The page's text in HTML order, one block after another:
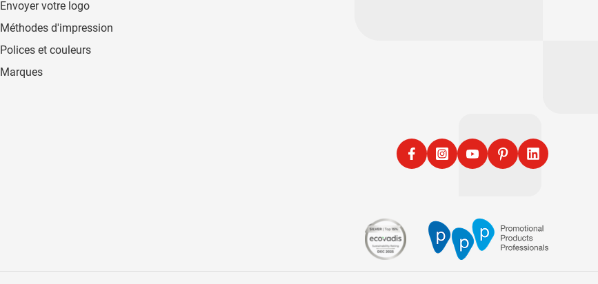
Envoyer votre logo
Méthodes d'impression
Polices et couleurs
Marques
FacebookInstagramYouTubePinterestLinkedIn